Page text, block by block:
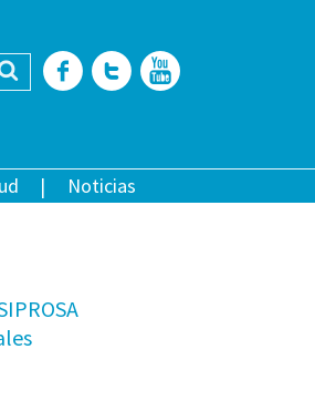
Buscar Facebook
Twitter
Noticias